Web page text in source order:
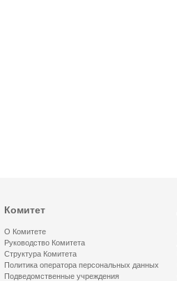
Комитет
О Комитете
Руководство Комитета
Структура Комитета
Политика оператора персональных данных
Подведомственные учреждения